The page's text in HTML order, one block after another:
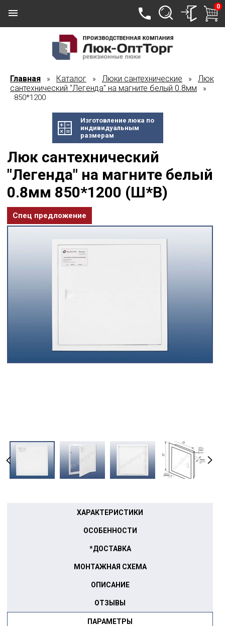
0
Главная » Каталог » Люки сантехнические » Люк
сантехнический "Легенда" на магните белый 0.8мм »
850*1200
Изготовление люка по
индивидуальным
размерам
Люк сантехнический
"Легенда" на магните белый
0.8мм 850*1200 (Ш*В)
Спец предложение
ПАРАМЕТРЫ
ХАРАКТЕРИСТИКИ
ОСОБЕННОСТИ
*ДОСТАВКА
МОНТАЖНАЯ СХЕМА
ОПИСАНИЕ
ОТЗЫВЫ